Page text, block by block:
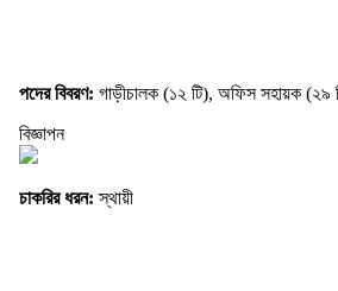
পদের বিবরণ: গাড়ীচালক (১২ টি), অফিস সহায়ক (২৯
বিজ্ঞাপন
চাকরির ধরন:স্থায়ী